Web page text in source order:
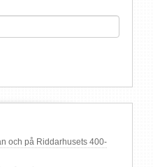
och på Riddarhusets 400-